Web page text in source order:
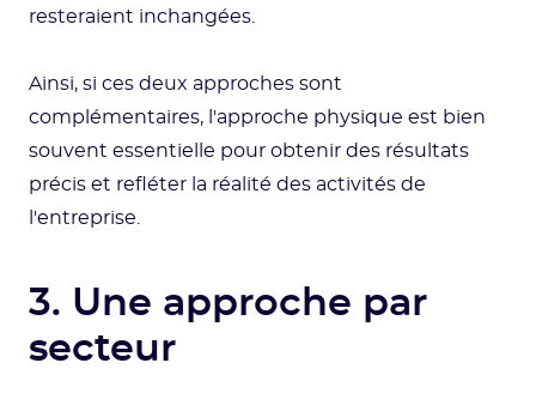
resteraient inchangées.
Ainsi, si ces deux approches sont
complémentaires, l'approche physique est bien
souvent essentielle pour obtenir des résultats
précis et refléter la réalité des activités de
l'entreprise.
3. Une approche par
secteur